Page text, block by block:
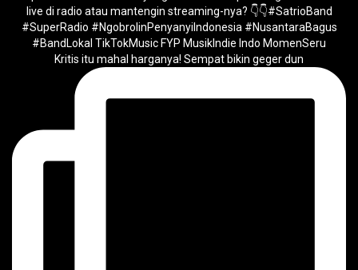
Kritis itu mahal harganya! Sempat bikin geger dun